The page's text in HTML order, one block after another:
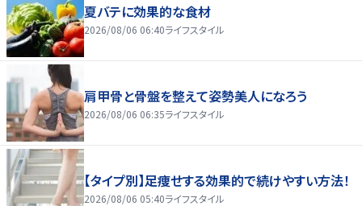
夏バテに効果的な食材
2026/08/06 06:40ライフスタイル
肩甲骨と骨盤を整えて姿勢美人になろう
2026/08/06 06:35ライフスタイル
【タイプ別】足痩せする効果的で続けやすい方法！
2026/08/06 05:40ライフスタイル